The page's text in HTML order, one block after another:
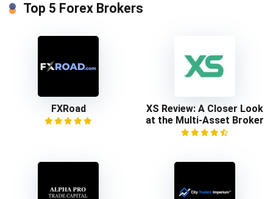
Top 5 Forex Brokers
FXRoad
XS Review: A Closer Look
at the Multi-Asset Broker